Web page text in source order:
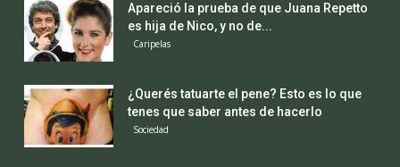
Apareció la prueba de que Juana Repetto
es hija de Nico, y no de...
Caripelas
¿Querés tatuarte el pene? Esto es lo que
tenes que saber antes de hacerlo
Sociedad